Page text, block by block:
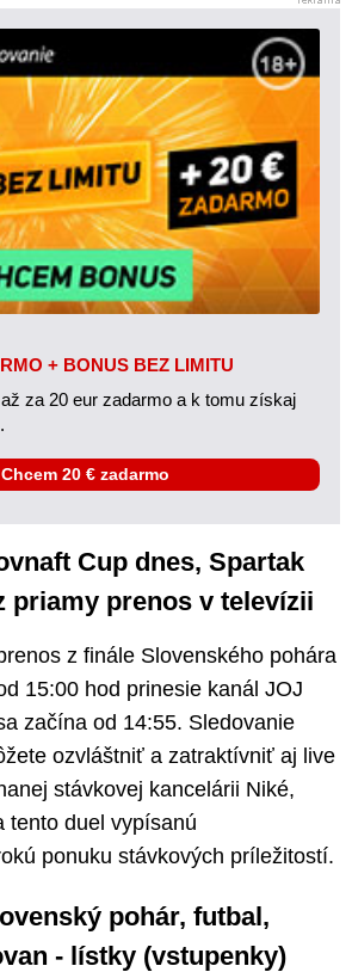
+ BONUS BEZ LIMITU
za 20 eur zadarmo a k tomu získaj
Chcem 20 € zadarmo
Cup dnes, Spartak
priamy prenos v televízii
z finále Slovenského pohára
15:00 hod prinesie kanál JOJ
začína od 14:55. Sledovanie
ozvláštniť a zatraktívniť aj live
stávkovej kancelárii Niké,
tento duel vypísanú
ponuku stávkových príležitostí.
pohár, futbal,
- lístky (vstupenky)